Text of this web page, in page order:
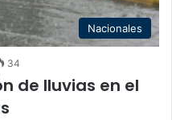
Nacionales
34
de lluvias en el